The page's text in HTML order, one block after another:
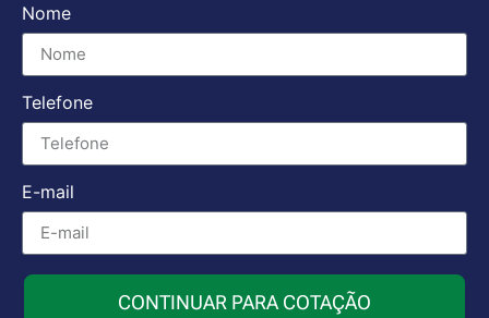
Nome
Telefone
E-mail
CONTINUAR PARA COTAÇÃO